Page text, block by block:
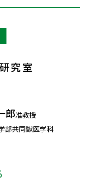
究室
郎准教授
部共同獣医学科